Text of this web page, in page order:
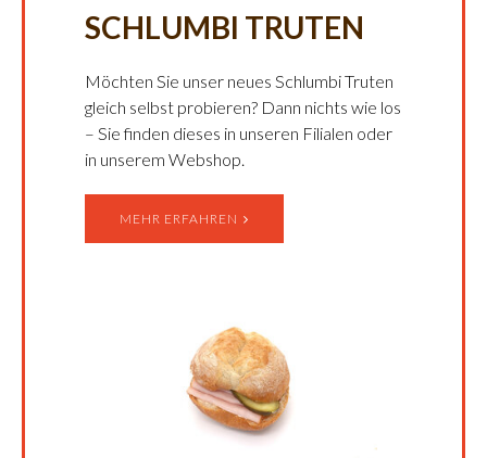
SCHLUMBI TRUTEN
Möchten Sie unser neues Schlumbi Truten
gleich selbst probieren? Dann nichts wie los
– Sie finden dieses in unseren Filialen oder
in unserem Webshop.
MEHR ERFAHREN